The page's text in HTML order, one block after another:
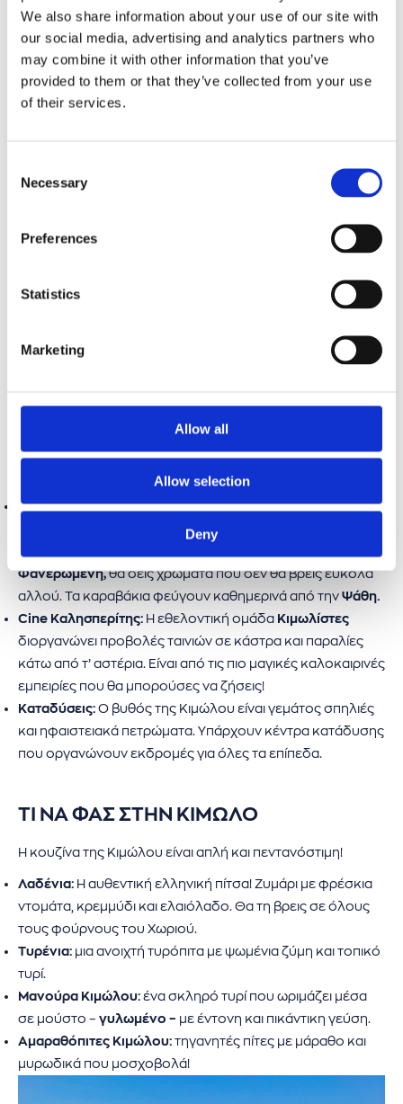
We also share information about your use of our site with
our social media, advertising and analytics partners who
may combine it with other information that you’ve
provided to them or that they’ve collected from your use
of their services.
Selection
Necessary
Preferences
Statistics
Marketing
Allow all
Allow selection
Deny
λεπτά, από το σημείο που θα αφήσεις το αυτοκίνητό σου.
Φόρεσε κλειστά παπούτσια και μην ξεχάσεις να πάρεις
νερό μαζί σου!
ΔΡΑΣΤΗΡΙΟΤΗΤΕΣ ΣΤΗΝ ΚΙΜΩΛΟ
Η Κίμωλος προσφέρει πολλά περισσότερα από μια βουτιά
Ημερήσια εκδρομή στην Πολύαιγο:Το μεγαλύτερο
ακατοίκητο νησί του Αιγαίου, βρίσκεται ακριβώς δίπλα
Φανερωμένη,θα δεις χρώματα που δεν θα βρεις εύκολα
αλλού. Τα καραβάκια φεύγουν καθημερινά από την Ψάθη.
Cine Καλησπερίτης: Η εθελοντική ομάδα Κιμωλίστες
διοργανώνει προβολές ταινιών σε κάστρα και παραλίες
κάτω από τ’ αστέρια. Είναι από τις πιο μαγικές καλοκαιρινές
εμπειρίες που θα μπορούσες να ζήσεις!
Καταδύσεις: Ο βυθός της Κιμώλου είναι γεμάτος σπηλιές
και ηφαιστειακά πετρώματα. Υπάρχουν κέντρα κατάδυσης
που οργανώνουν εκδρομές για όλες τα επίπεδα.
ΤΙ ΝΑ ΦΑΣ ΣΤΗΝ ΚΙΜΩΛΟ
Η κουζίνα της Κιμώλου είναι απλή και πεντανόστιμη!
Λαδένια: Η αυθεντική ελληνική πίτσα! Ζυμάρι με φρέσκια
ντομάτα, κρεμμύδι και ελαιόλαδο. Θα τη βρεις σε όλους
τους φούρνους του Χωριού.
Τυρένια: μια ανοιχτή τυρόπιτα με ψωμένια ζύμη και τοπικό
τυρί.
Μανούρα Κιμώλου: ένα σκληρό τυρί που ωριμάζει μέσα
σε μούστο – γυλωμένο – με έντονη και πικάντικη γεύση.
Αμαραθόπιτες Κιμώλου: τηγανητές πίτες με μάραθο και
μυρωδικά που μοσχοβολά!